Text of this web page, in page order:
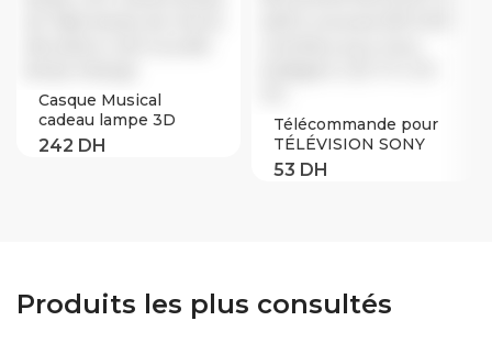
Casque Musical
cadeau lampe 3D
lampe veilleuse lampe
Télécommande pour
TÉLÉVISION SONY
Bravia RM-ED009
Produits les plus consultés